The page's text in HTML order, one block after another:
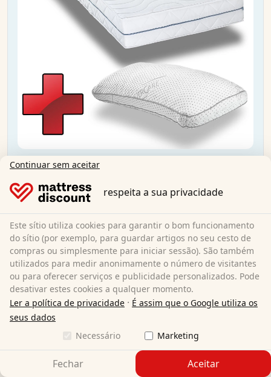
Supportho Premium 80x200 cm H2/H3 +
almofada viscoelástica Supportho 40x80 cm
Tamanho:
Material:
Espuma fria
Altura total:
18 cm
Grau de dureza:
H2/H3
119,95 €
Envio gratuito
Saiba mais
Continuar sem aceitar
respeita a sua privacidade
Este sítio utiliza cookies para garantir o bom funcionamento
do sítio (por exemplo, para guardar artigos no seu cesto de
compras ou simplesmente para iniciar sessão). São também
utilizados para medir anonimamente o número de visitantes
ou para oferecer serviços e publicidade personalizados. Pode
desativar estes cookies a qualquer momento.
Ler a política de privacidade · É assim que o Google utiliza os
seus dados
Necessário
Marketing
Fechar Aceitar